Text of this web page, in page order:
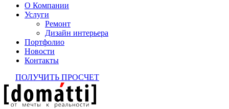
О Компании
Услуги
Ремонт
Дизайн интерьера
Портфолио
Новости
Контакты
ПОЛУЧИТЬ ПРОСЧЕТ